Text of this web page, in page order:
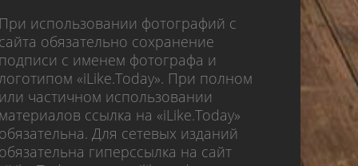
При использовании фотографий с
сайта обязательно сохранение
подписи с именем фотографа и
«iLike.Today». При полном
или частичном использовании
материалов ссылка на «iLike.Today»
обязательна. Для сетевых изданий
обязательна гиперссылка на сайт